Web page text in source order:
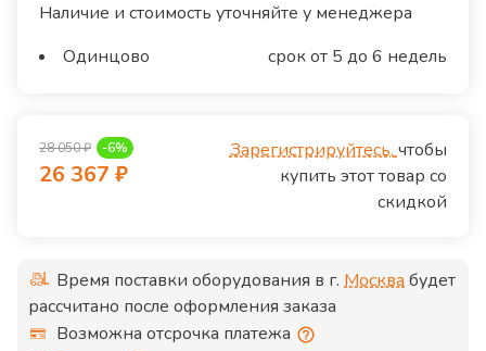
Наличие и стоимость уточняйте у менеджера
Одинцово
срок от 5 до 6 недель
28 050₽ -6%
26 367 ₽
Зарегистрируйтесь,чтобы
купить этот товар со
скидкой
Время поставки оборудования в г. Москвабудет
рассчитано после оформления заказа
Возможна отсрочка платежа